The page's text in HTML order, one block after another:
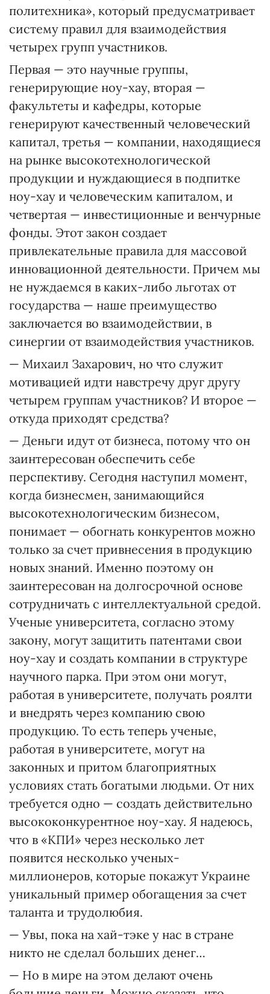
политехника», который предусматривает
систему правил для взаимодействия
четырех групп участников.
Первая — это научные группы,
генерирующие ноу-хау, вторая —
факультеты и кафедры, которые
генерируют качественный человеческий
капитал, третья — компании, находящиеся
на рынке высокотехнологической
продукции и нуждающиеся в подпитке
ноу-хау и человеческим капиталом, и
четвертая — инвестиционные и венчурные
фонды. Этот закон создает
привлекательные правила для массовой
инновационной деятельности. Причем мы
не нуждаемся в каких-либо льготах от
государства — наше преимущество
заключается во взаимодействии, в
синергии от взаимодействия участников.
— Михаил Захарович, но что служит
мотивацией идти навстречу друг другу
четырем группам участников? И второе —
откуда приходят средства?
— Деньги идут от бизнеса, потому что он
заинтересован обеспечить себе
перспективу. Сегодня наступил момент,
когда бизнесмен, занимающийся
высокотехнологическим бизнесом,
понимает — обогнать конкурентов можно
только за счет привнесения в продукцию
новых знаний. Именно поэтому он
заинтересован на долгосрочной основе
сотрудничать с интеллектуальной средой.
Ученые университета, согласно этому
закону, могут защитить патентами свои
ноу-хау и создать компании в структуре
научного парка. При этом они могут,
работая в университете, получать роялти
и внедрять через компанию свою
продукцию. То есть теперь ученые,
работая в университете, могут на
законных и притом благоприятных
условиях стать богатыми людьми. От них
требуется одно — создать действительно
высококонкурентное ноу-хау. Я надеюсь,
что в «КПИ» через несколько лет
появится несколько ученых-
миллионеров, которые покажут Украине
уникальный пример обогащения за счет
таланта и трудолюбия.
— Увы, пока на хай-тэке у нас в стране
никто не сделал больших денег…
— Но в мире на этом делают очень